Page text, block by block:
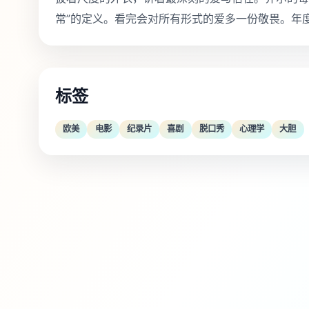
常”的定义。看完会对所有形式的爱多一份敬畏。年
标签
欧美 电影 纪录片 喜剧 脱口秀 心理学 大胆